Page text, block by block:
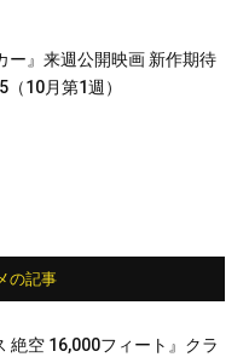
ー』来週公開映画 新作期待
10月第1週）
の記事
絶空 16,000フィート』クラ